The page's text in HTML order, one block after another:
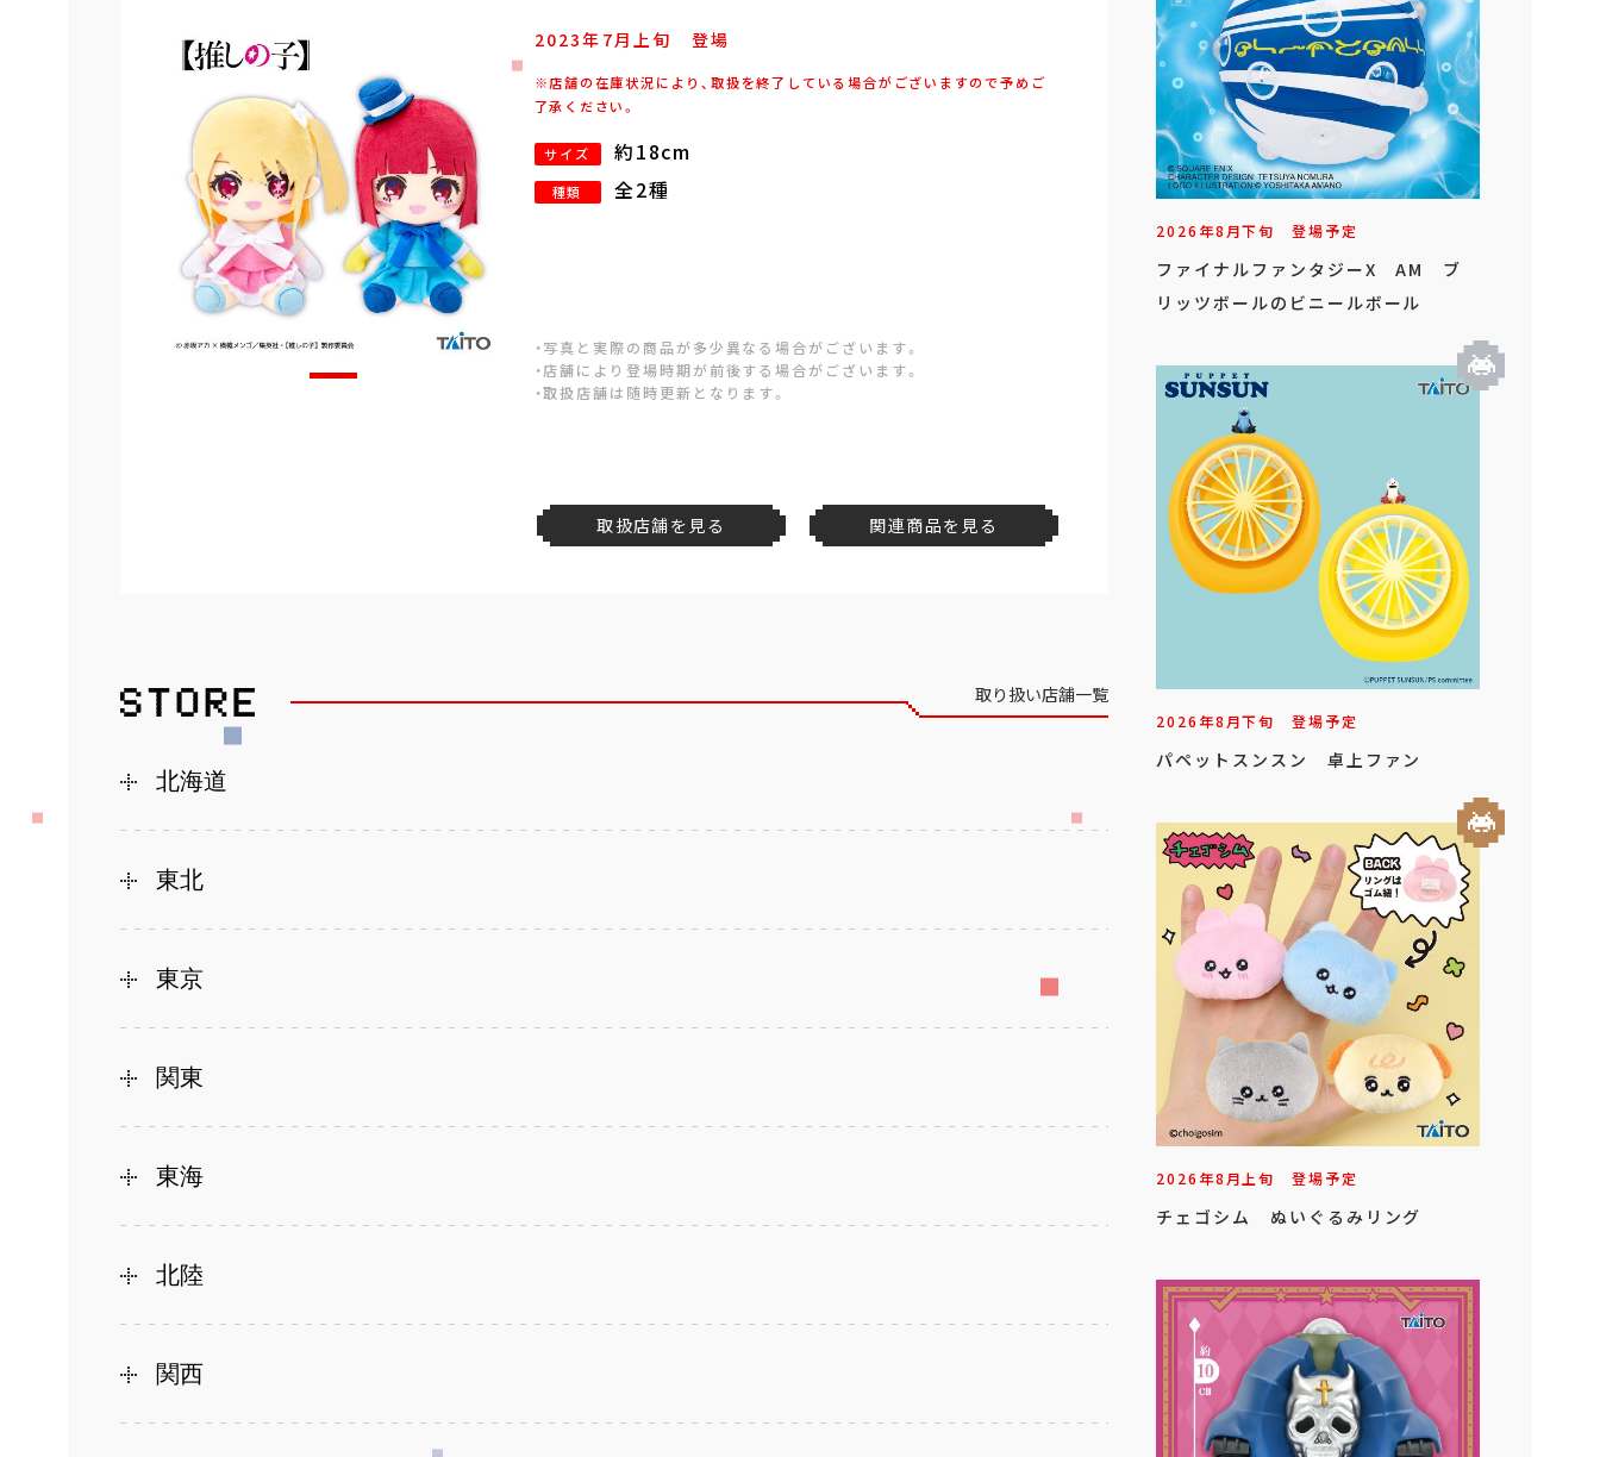
2023年 7月上旬 登場
※店舗の在庫状況により、取扱を終了している場合がございますので予めご
了承ください。
サイズ 約18cm
種類 全2種
・写真と実際の商品が多少異なる場合がございます。
・店舗により登場時期が前後する場合がございます。
・取扱店舗は随時更新となります。
取扱店舗を見る 関連商品を見る
取り扱い店舗一覧
北海道
東北
東京
関東
東海
北陸
関西
2026年8月下旬 登場予定
ファイナルファンタジーX AM ブ
リッツボールのビニールボール
2026年8月下旬 登場予定
パペットスンスン 卓上ファン
2026年8月上旬 登場予定
チェゴシム ぬいぐるみリング